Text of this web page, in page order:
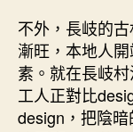
不外，長岐的
漸旺，本地人
素。就在長岐
工人正對比
design，把陰